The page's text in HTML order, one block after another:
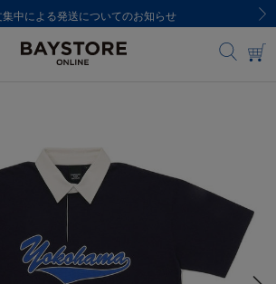
集中による発送についてのお知らせ